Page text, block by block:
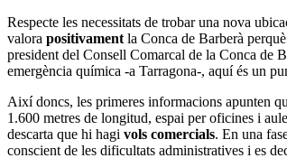
Respecte les necessitats de trobar una nova
valora positivament la Conca de Barberà
president del Consell Comarcal de la Conca de
emergència química -a Tarragona-, aquí és un
Així doncs, les primeres informacions apunten
1.600 metres de longitud, espai per oficines i
descarta que hi hagi vols comercials. En una
conscient de les dificultats administratives i es